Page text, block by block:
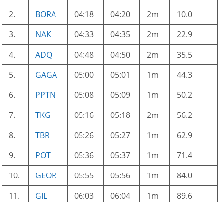
2.
BORA 04:18 04:20 2m
10.0
3.
NAK 04:33 04:35 2m
22.9
4.
ADQ 04:48 04:50 2m
35.5
5.
GAGA 05:00 05:01 1m
44.3
6.
PPTN 05:08 05:09 1m
50.2
7.
TKG 05:16 05:18 2m
56.2
8.
TBR 05:26 05:27 1m
62.9
9.
POT 05:36 05:37 1m
71.4
10.
GEOR 05:55 05:56 1m
84.0
11.
GIL 06:03 06:04 1m
89.6